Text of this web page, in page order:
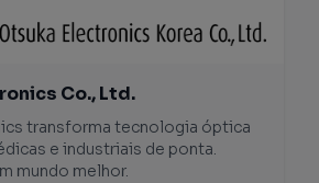
Co., Ltd.
transforma tecnologia óptica
e industriais de ponta.
mundo melhor.